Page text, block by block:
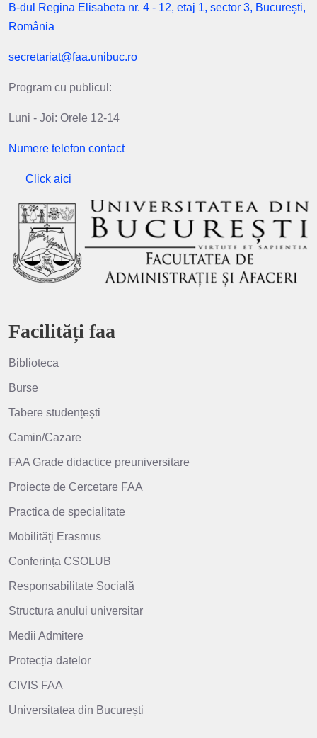
B-dul Regina Elisabeta nr. 4 - 12, etaj 1, sector 3, Bucureşti,
România
secretariat@faa.unibuc.ro
Program cu publicul:
Luni - Joi: Orele 12-14
Numere telefon contact
Click aici
Facilități faa
Biblioteca
Burse
Tabere studențești
Camin/Cazare
FAA Grade didactice preuniversitare
Proiecte de Cercetare FAA
Practica de specialitate
Mobilităţi Erasmus
Conferința CSOLUB
Responsabilitate Socială
Structura anului universitar
Medii Admitere
Protecția datelor
CIVIS FAA
Universitatea din București